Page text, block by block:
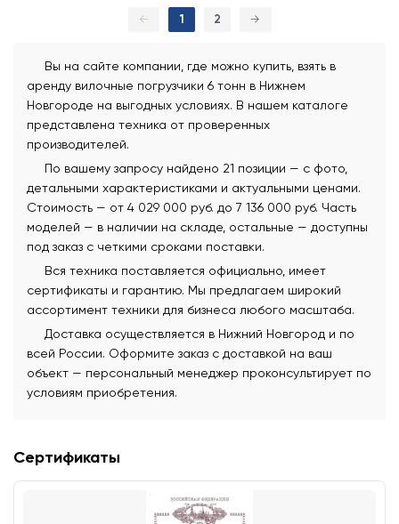
← 1 2 →
Вы на сайте компании, где можно купить, взять в
аренду вилочные погрузчики 6 тонн в Нижнем
Новгороде на выгодных условиях. В нашем каталоге
представлена техника от проверенных
производителей.
По вашему запросу найдено 21 позиции — с фото,
детальными характеристиками и актуальными ценами.
Стоимость — от 4 029 000 руб. до 7 136 000 руб. Часть
моделей — в наличии на складе, остальные — доступны
под заказ с четкими сроками поставки.
Вся техника поставляется официально, имеет
сертификаты и гарантию. Мы предлагаем широкий
ассортимент техники для бизнеса любого масштаба.
Доставка осуществляется в Нижний Новгород и по
всей России. Оформите заказ с доставкой на ваш
объект — персональный менеджер проконсультирует по
условиям приобретения.
Сертификаты